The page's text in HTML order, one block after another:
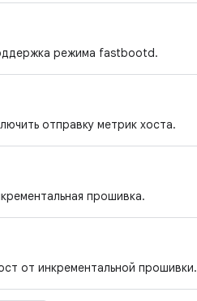
режима fastbootd.
отправку метрик хоста.
прошивка.
от инкрементальной прошивки.